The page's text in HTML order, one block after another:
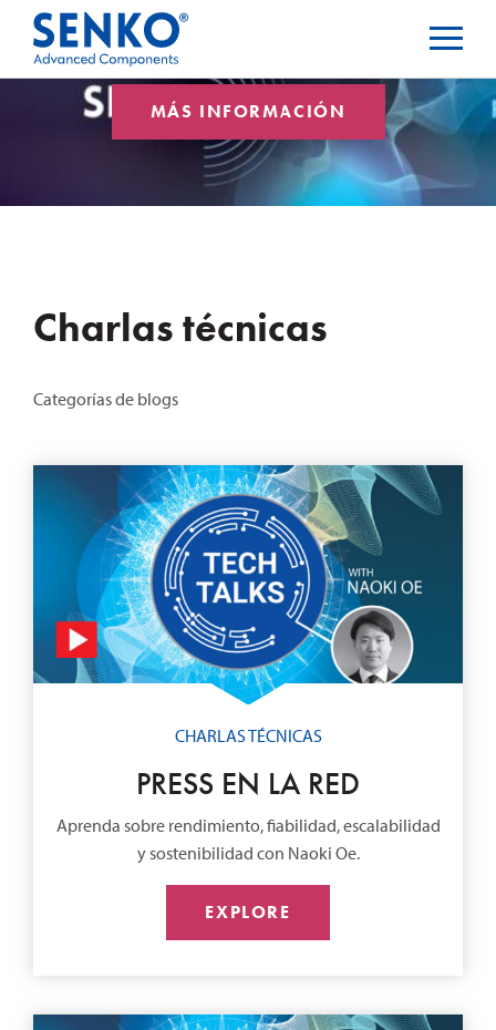
MÁS INFORMACIÓN
Charlas técnicas
Categorías de blogs
CHARLAS TÉCNICAS
PRESS EN LA RED
Aprenda sobre rendimiento, fiabilidad, escalabilidad
y sostenibilidad con Naoki Oe.
EXPLORE